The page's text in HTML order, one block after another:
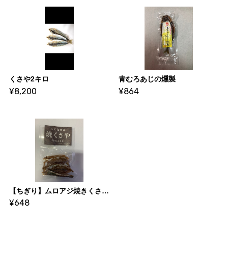
くさや2キロ
¥8,200
青むろあじの燻製
¥864
【ちぎり】ムロアジ焼きくさや 40g
¥648